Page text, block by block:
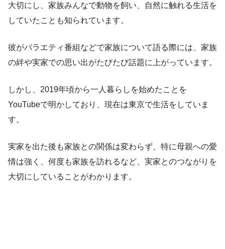
大切にし、家族みんなで動物を飼い、自然に触れる生活を
していたことも知られています。
彼がバラエティ番組などで家族について語る際には、家族
の絆や実家での思い出がたびたび話題に上がっています。
しかし、2019年頃から一人暮らしを始めたことを
YouTubeで明かしており、現在は東京で生活をしていま
す。
実家を出た後も家族との関係は変わらず、特に母親への愛
情は強く、何度も家族を訪れるなど、実家とのつながりを
大切にしていることがわかります。